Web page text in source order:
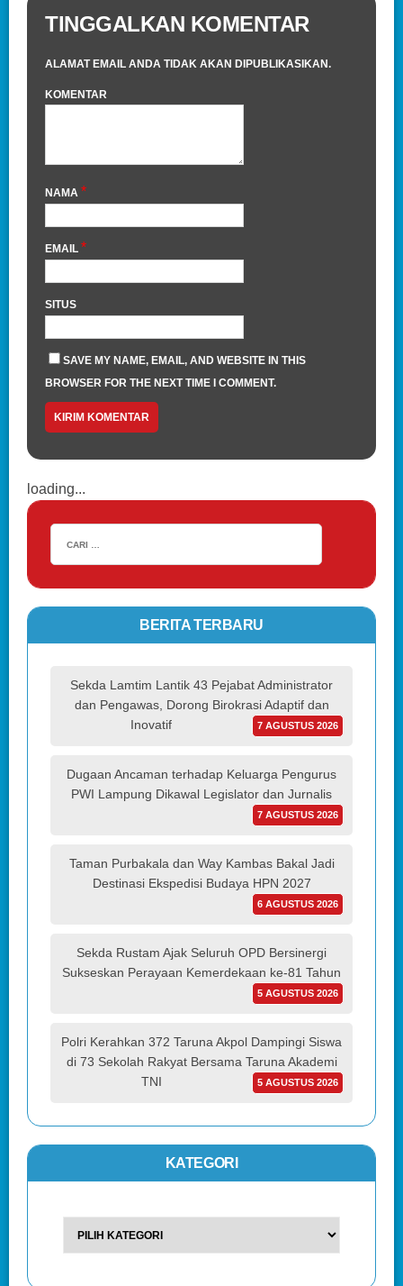
TINGGALKAN KOMENTAR
ALAMAT EMAIL ANDA TIDAK AKAN DIPUBLIKASIKAN.
KOMENTAR
NAMA *
EMAIL *
SITUS
SAVE MY NAME, EMAIL, AND WEBSITE IN THIS
BROWSER FOR THE NEXT TIME I COMMENT.
loading...
BERITA TERBARU
Sekda Lamtim Lantik 43 Pejabat Administrator
dan Pengawas, Dorong Birokrasi Adaptif dan
Inovatif
7 AGUSTUS 2026
Dugaan Ancaman terhadap Keluarga Pengurus
PWI Lampung Dikawal Legislator dan Jurnalis
7 AGUSTUS 2026
Taman Purbakala dan Way Kambas Bakal Jadi
Destinasi Ekspedisi Budaya HPN 2027
6 AGUSTUS 2026
Sekda Rustam Ajak Seluruh OPD Bersinergi
Sukseskan Perayaan Kemerdekaan ke-81 Tahun
5 AGUSTUS 2026
Polri Kerahkan 372 Taruna Akpol Dampingi Siswa
di 73 Sekolah Rakyat Bersama Taruna Akademi
TNI
5 AGUSTUS 2026
KATEGORI